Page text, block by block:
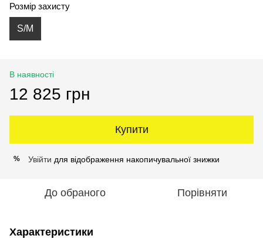
Розмір захисту
S/M
В наявності
12 825 грн
Купити
% Увійти для відображення накопичувальної знижки
До обраного Порівняти
Характеристики